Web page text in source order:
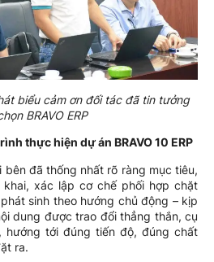
biểu cảm ơn đối tác đã tin tưởng
BRAVO ERP
thực hiện dự án BRAVO 10 ERP
bên đã thống nhất rõ ràng mục tiêu,
xác lập cơ chế phối hợp chặt
sinh theo hướng chủ động – kịp
dung được trao đổi thẳng thắn, cụ
tới đúng tiến độ, đúng chất
ra.